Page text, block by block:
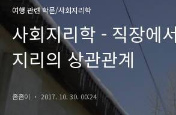
여행 관련 학문/사회지리학
사회지리학 - 직장에
지리의 상관관계
좀좀이 2017. 10. 30. 00:24